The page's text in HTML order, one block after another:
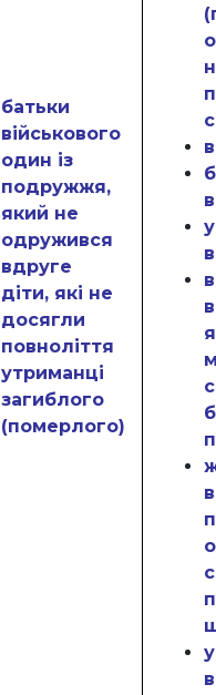
батьки
військового
один із
подружжя,
який не
одружився
вдруге
діти, які не
досягли
повноліття
утриманці
загиблого
(померлого)